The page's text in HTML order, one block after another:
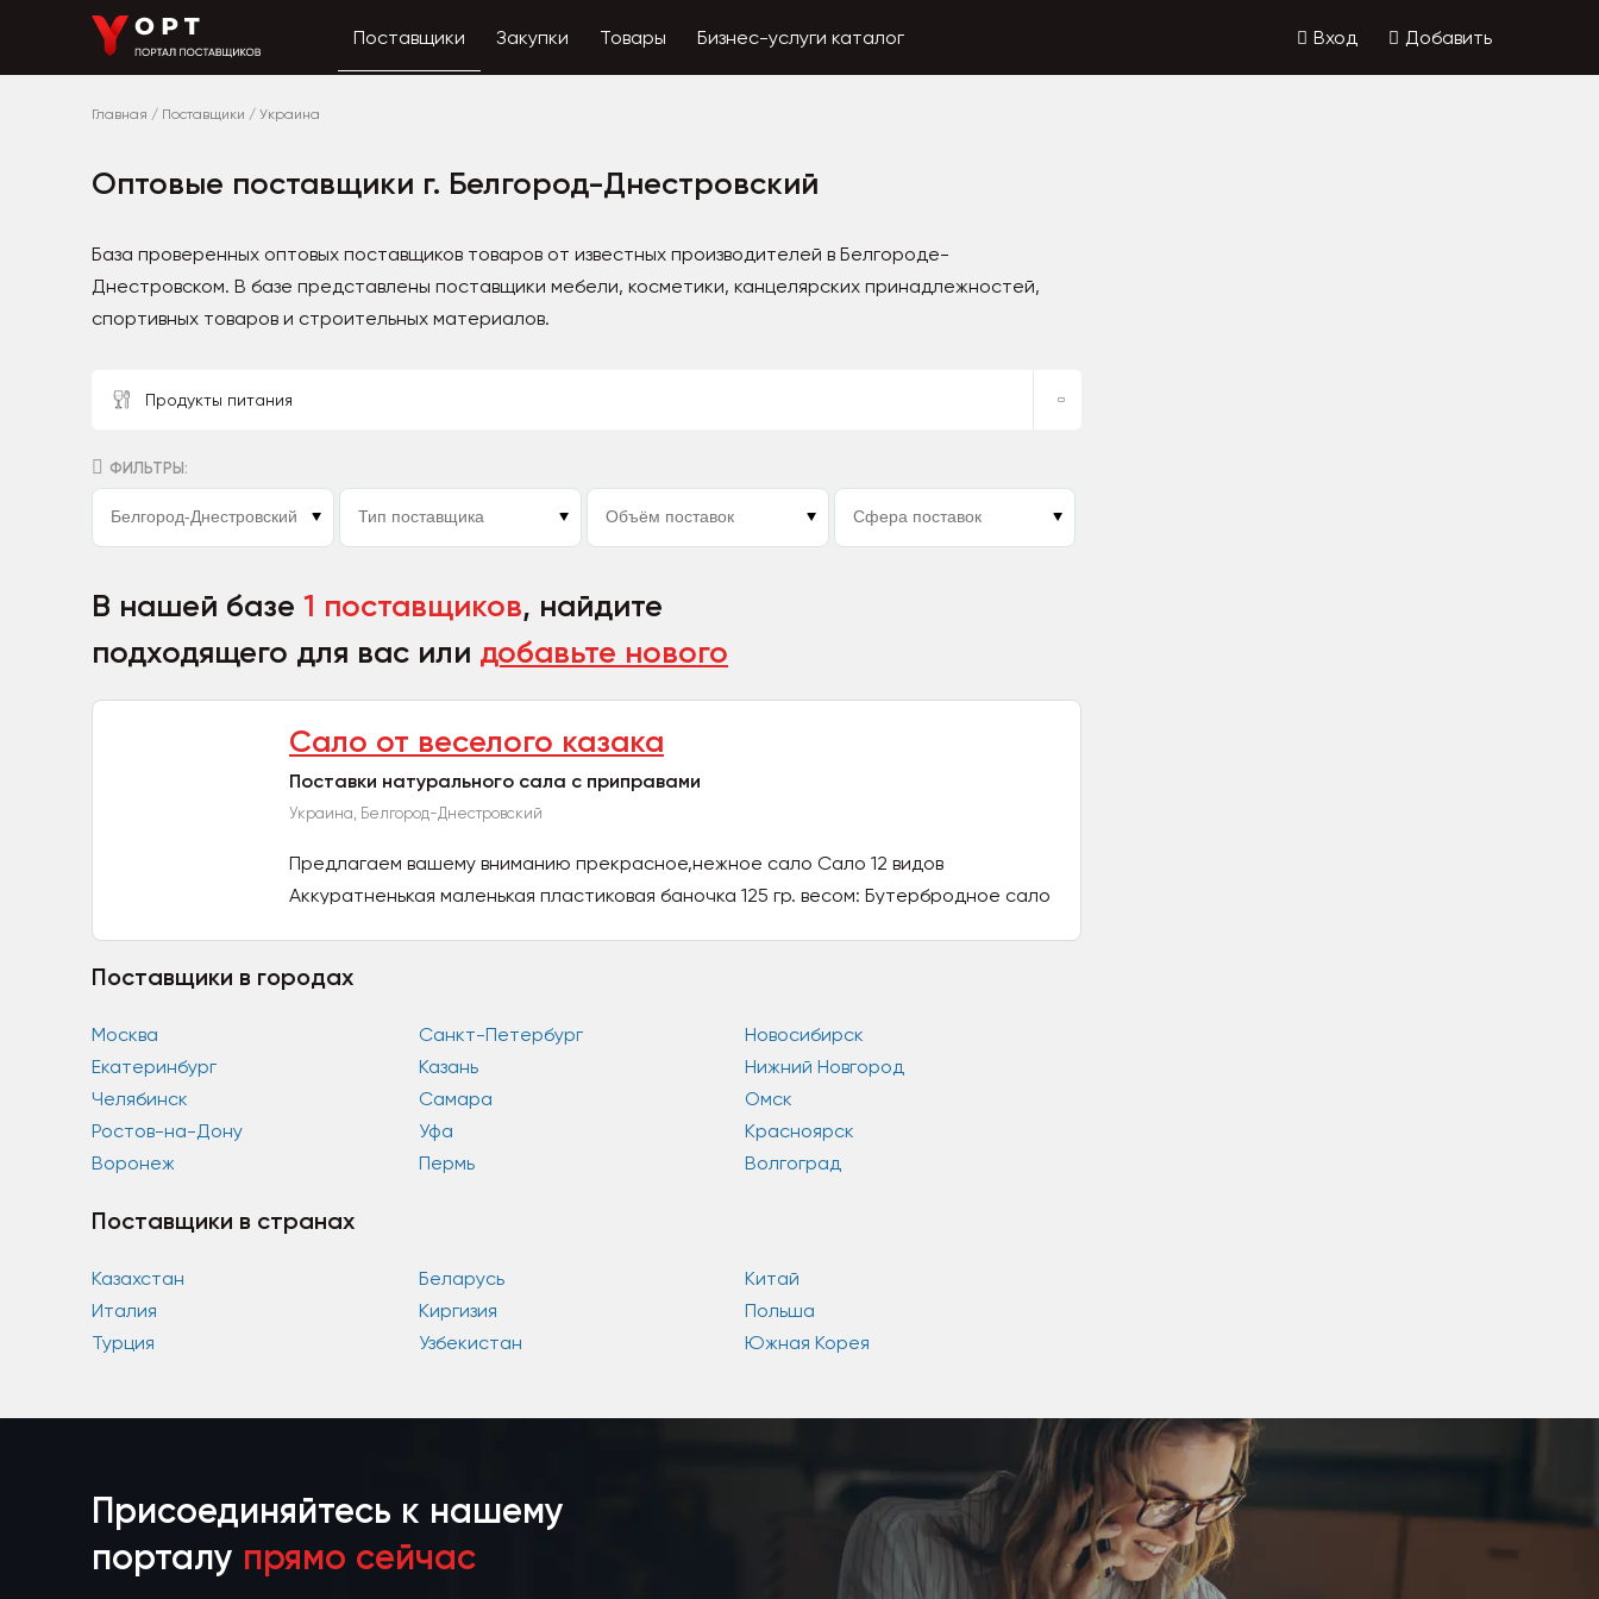
Поставщики Закупки Товары Бизнес-услуги каталог Вход Добавить
Главная / Поставщики / Украина
Оптовые поставщики г. Белгород-Днестровский
База проверенных оптовых поставщиков товаров от известных производителей в Белгороде-
Днестровском. В базе представлены поставщики мебели, косметики, канцелярских принадлежностей,
спортивных товаров и строительных материалов.
Продукты питания
ФИЛЬТРЫ:
В нашей базе 1 поставщиков, найдите
подходящего для вас или добавьте нового
Сало от веселого казака
Поставки натурального сала с приправами
Украина, Белгород-Днестровский
Предлагаем вашему вниманию прекрасное,нежное сало Сало 12 видов
Аккуратненькая маленькая пластиковая баночка 125 гр. весом: Бутербродное сало
Поставщики в городах
Москва Санкт-Петербург
Новосибирск
Екатеринбург
Казань
Нижний Новгород
Челябинск
Самара
Омск
Ростов-на-Дону
Уфа
Красноярск
Воронеж
Пермь Волгоград
Поставщики в странах
Казахстан Беларусь
Китай
Италия
Киргизия
Польша
Турция
Узбекистан Южная Корея
Присоединяйтесь к нашему
порталу прямо сейчас